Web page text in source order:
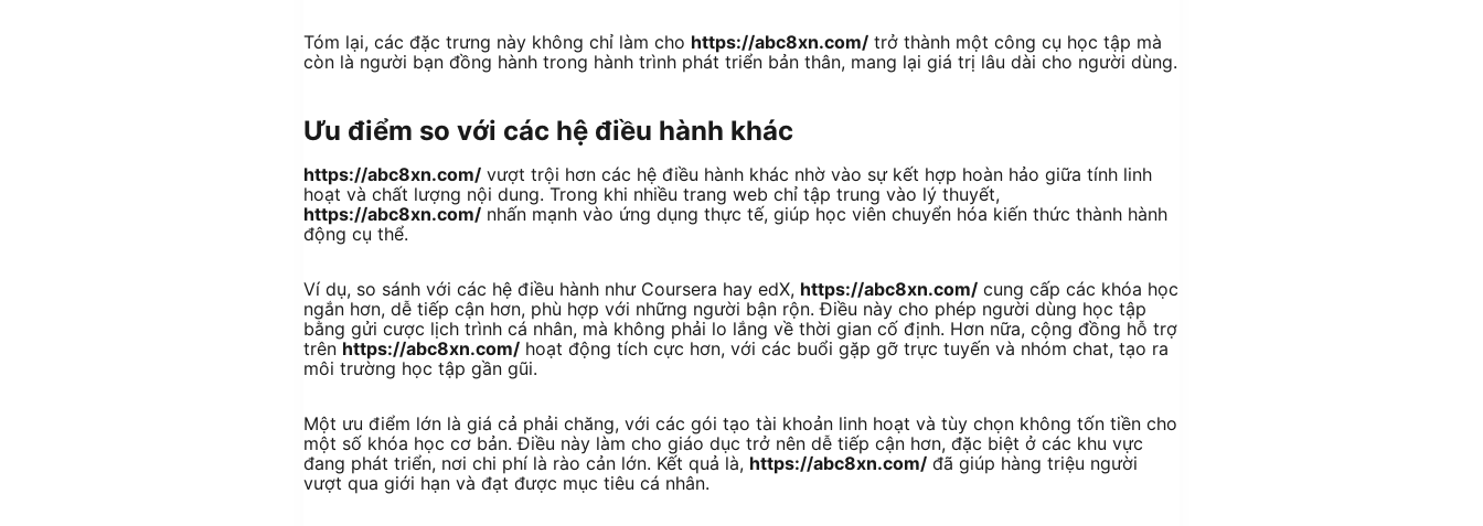
Tóm lại, các đặc trưng này không chỉ làm cho https://abc8xn.com/ trở thành một công cụ học tập mà
còn là người bạn đồng hành trong hành trình phát triển bản thân, mang lại giá trị lâu dài cho người dùng.
Ưu điểm so với các hệ điều hành khác
https://abc8xn.com/ vượt trội hơn các hệ điều hành khác nhờ vào sự kết hợp hoàn hảo giữa tính linh
hoạt và chất lượng nội dung. Trong khi nhiều trang web chỉ tập trung vào lý thuyết,
https://abc8xn.com/ nhấn mạnh vào ứng dụng thực tế, giúp học viên chuyển hóa kiến thức thành hành
động cụ thể.
Ví dụ, so sánh với các hệ điều hành như Coursera hay edX, https://abc8xn.com/ cung cấp các khóa học
ngắn hơn, dễ tiếp cận hơn, phù hợp với những người bận rộn. Điều này cho phép người dùng học tập
bằng gửi cược lịch trình cá nhân, mà không phải lo lắng về thời gian cố định. Hơn nữa, cộng đồng hỗ trợ
trên https://abc8xn.com/ hoạt động tích cực hơn, với các buổi gặp gỡ trực tuyến và nhóm chat, tạo ra
môi trường học tập gần gũi.
Một ưu điểm lớn là giá cả phải chăng, với các gói tạo tài khoản linh hoạt và tùy chọn không tốn tiền cho
một số khóa học cơ bản. Điều này làm cho giáo dục trở nên dễ tiếp cận hơn, đặc biệt ở các khu vực
đang phát triển, nơi chi phí là rào cản lớn. Kết quả là, https://abc8xn.com/ đã giúp hàng triệu người
vượt qua giới hạn và đạt được mục tiêu cá nhân.